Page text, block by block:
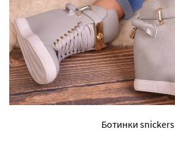
Ботинки snickers